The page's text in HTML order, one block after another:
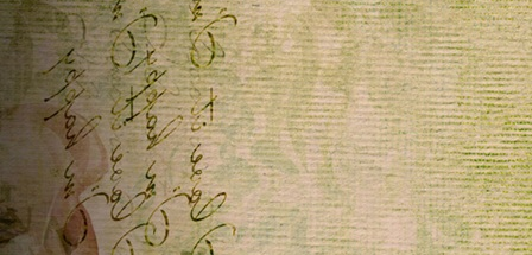
di riferimento . Un abbraccione a te . Ti auguro una buona
serata
ૡScritto inHome
DanyGraphic~06/04/2026 13:51:58
Ciao Penny e buona Pasquetta , oggi casualmente ho dato
occhiata alle pagine con testo scorrevole che volevo
sistemare e magicamente funziona tutto come prima ,
compreso le stelline che scendono sulle immagini .....è un
caso che tu sappia ....? io non trovo nulla a riguardo, ma